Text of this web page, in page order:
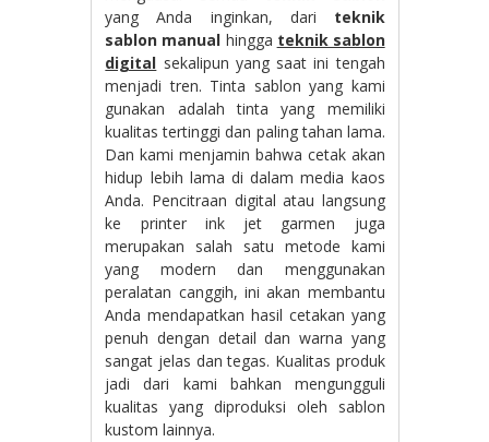
yang Anda inginkan, dari teknik
sablon manual hingga teknik sablon
digital sekalipun yang saat ini tengah
menjadi tren. Tinta sablon yang kami
gunakan adalah tinta yang memiliki
kualitas tertinggi dan paling tahan lama.
Dan kami menjamin bahwa cetak akan
hidup lebih lama di dalam media kaos
Anda. Pencitraan digital atau langsung
ke printer ink jet garmen juga
merupakan salah satu metode kami
yang modern dan menggunakan
peralatan canggih, ini akan membantu
Anda mendapatkan hasil cetakan yang
penuh dengan detail dan warna yang
sangat jelas dan tegas. Kualitas produk
jadi dari kami bahkan mengungguli
kualitas yang diproduksi oleh sablon
kustom lainnya.